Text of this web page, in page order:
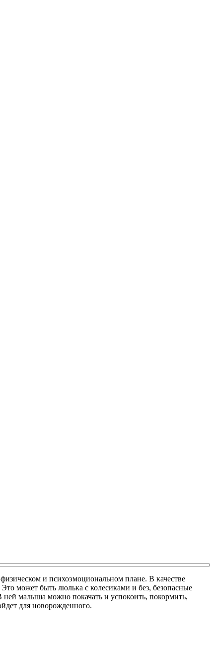
и психоэмоциональном плане. В качестве
может быть люлька с колесиками и без, безопасные
ней малыша можно покачать и успокоить, покормить,
для новорожденного.